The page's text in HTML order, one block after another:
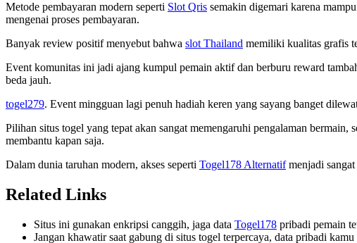
Metode pembayaran modern seperti Slot Qris semakin digemari karena
mengenai proses pembayaran.
Banyak review positif menyebut bahwa slot Thailand memiliki kualitas grafis
Event komunitas ini jadi ajang kumpul pemain aktif dan berburu reward
beda jauh.
togel279. Event mingguan lagi penuh hadiah keren yang sayang banget
Pilihan situs togel yang tepat akan sangat memengaruhi pengalaman bermain,
membantu kapan saja.
Dalam dunia taruhan modern, akses seperti Togel178 Alternatifmenjadi sangat
Related Links
Situs ini gunakan enkripsi canggih, jaga data Togel178 pribadi pemain
Jangan khawatir saat gabung di situs togel terpercaya, data pribadi kamu